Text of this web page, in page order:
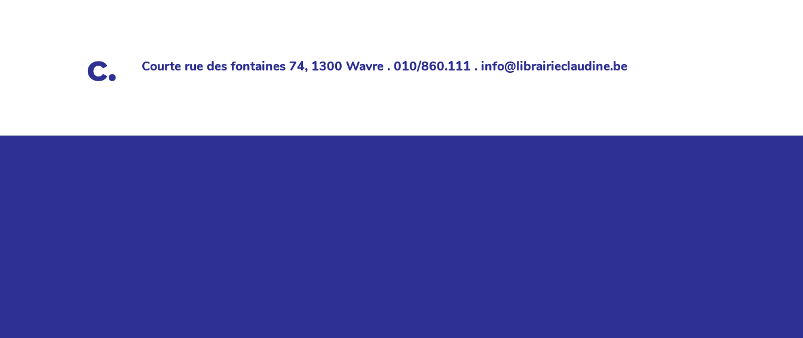
Courte rue des fontaines 74, 1300 Wavre . 010/860.111 . info@librairieclaudine.be